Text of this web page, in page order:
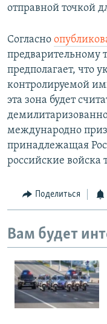
отправной точкой
Согласно
предварительному
предполагает, что
контролируемой
эта зона будет
международно
принадлежащая
российские войска
Поделиться
Вам будет